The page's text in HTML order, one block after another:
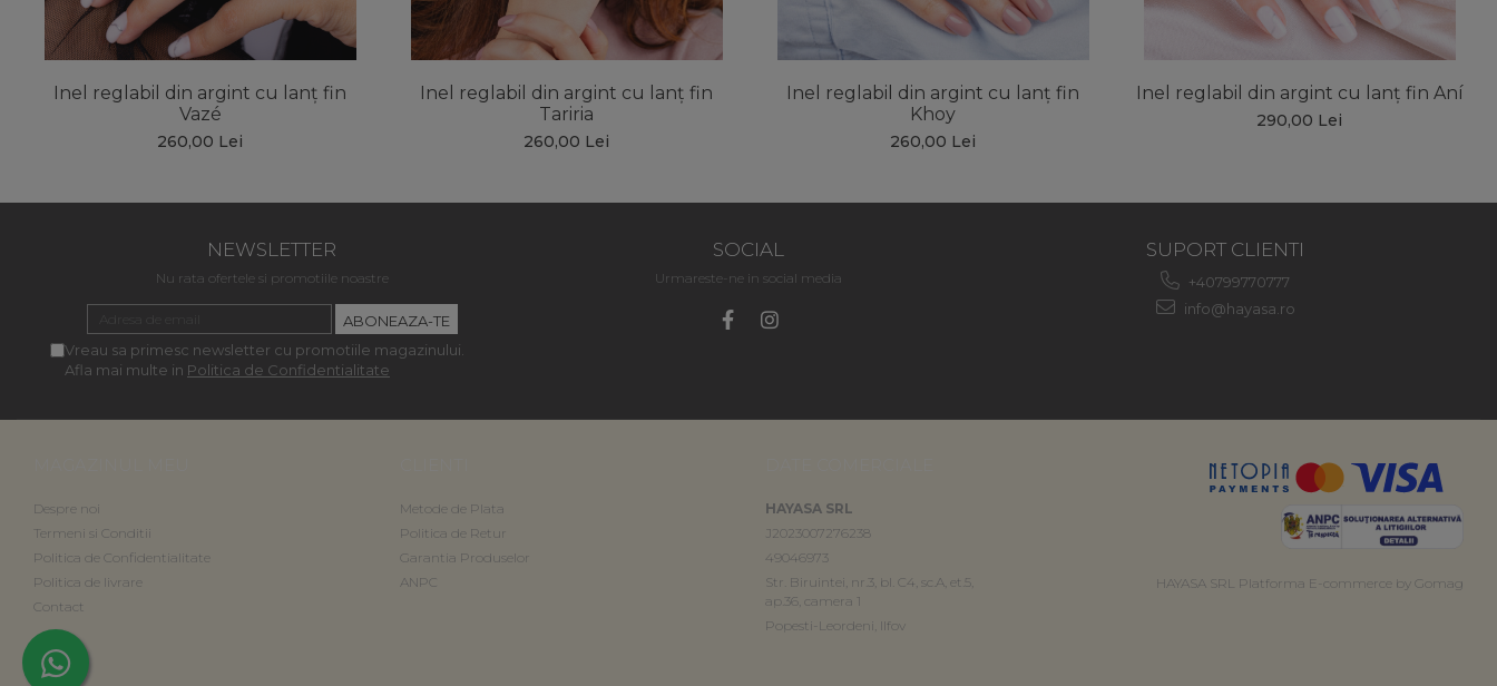
Inel reglabil din argint cu lanț fin
Vazé
260,00 Lei
Inel reglabil din argint cu lanț fin
Tariria
260,00 Lei
Inel reglabil din argint cu lanț fin
Khoy
260,00 Lei
Inel reglabil din argint cu lanț fin Aní
290,00 Lei
NEWSLETTER
Nu rata ofertele si promotiile noastre
Vreau sa primesc newsletter cu promotiile magazinului.
Afla mai multe in Politica de Confidentialitate
SOCIAL
Urmareste-ne in social media
SUPORT CLIENTI
+40799770777
info@hayasa.ro
Despre noi
Termeni si Conditii
Politica de Confidentialitate
Politica de livrare
Contact
Metode de Plata
Politica de Retur
Garantia Produselor
ANPC
HAYASA SRL
J2023007276238
49046973
Str. Biruintei, nr.3, bl. C4, sc.A, et.5,
ap.36, camera 1
Popesti-Leordeni, Ilfov
HAYASA SRL Platforma E-commerce by Gomag